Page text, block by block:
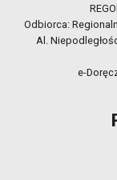
Odbiorca:
Al.
e-